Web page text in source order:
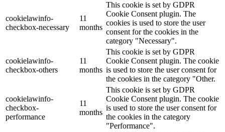
cookielawinfo-
checkbox-necessary
11
months
This cookie is set by GDPR
Cookie Consent plugin. The
cookies is used to store the user
consent for the cookies in the
category "Necessary".
cookielawinfo-
checkbox-others
11
months
This cookie is set by GDPR
Cookie Consent plugin. The cookie
is used to store the user consent for
the cookies in the category "Other.
cookielawinfo-
checkbox-
performance
11
months
This cookie is set by GDPR
Cookie Consent plugin. The cookie
is used to store the user consent for
the cookies in the category
"Performance".